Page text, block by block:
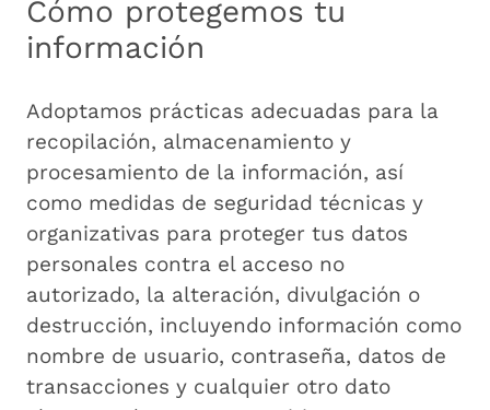
Cómo protegemos tu
información
Adoptamos prácticas adecuadas para la
recopilación, almacenamiento y
procesamiento de la información, así
como medidas de seguridad técnicas y
organizativas para proteger tus datos
personales contra el acceso no
autorizado, la alteración, divulgación o
destrucción, incluyendo información como
nombre de usuario, contraseña, datos de
transacciones y cualquier otro dato